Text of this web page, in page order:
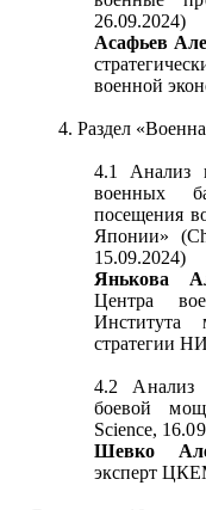
26.09.2024)
Асафьев
военной
4. Раздел
4.1 Анализ
военных
посещения
Японии»
15.09.2024)
Янькова
Центра
стратегии
4.2 Анализ
боевой
Science,
Шевко
эксперт